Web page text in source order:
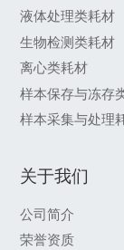
液体处理类耗材
生物检测类耗材
离心类耗材
样本保存与冻存
样本采集与处理
关于我们
公司简介
荣誉资质